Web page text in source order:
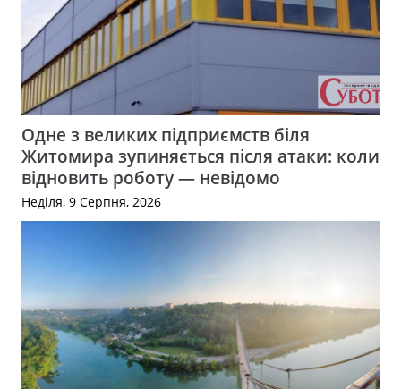
Одне з великих підприємств біля
Житомира зупиняється після атаки: коли
відновить роботу — невідомо
Неділя, 9 Серпня, 2026